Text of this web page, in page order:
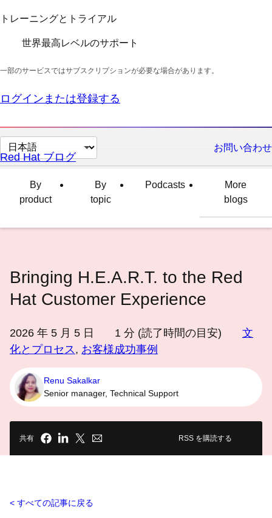
トレーニングとトライアル
世界最高レベルのサポート
一部のサービスではサブスクリプションが必要な場合があります。
ログインまたは登録する
ペ
ー
語
さ
お問い合わせ
Red Hat ブログ
By
product
By
topic
Podcasts
More
blogs
Bringing H.E.A.R.T. to the Red
Hat Customer Experience
2026 年 5 月 5 日 1 分 (読了時間の目安)
文
化とプロセス, お客様成功事例
Renu Sakalkar
Senior manager, Technical Support
共有 RSS を購読する
すべての記事に戻る